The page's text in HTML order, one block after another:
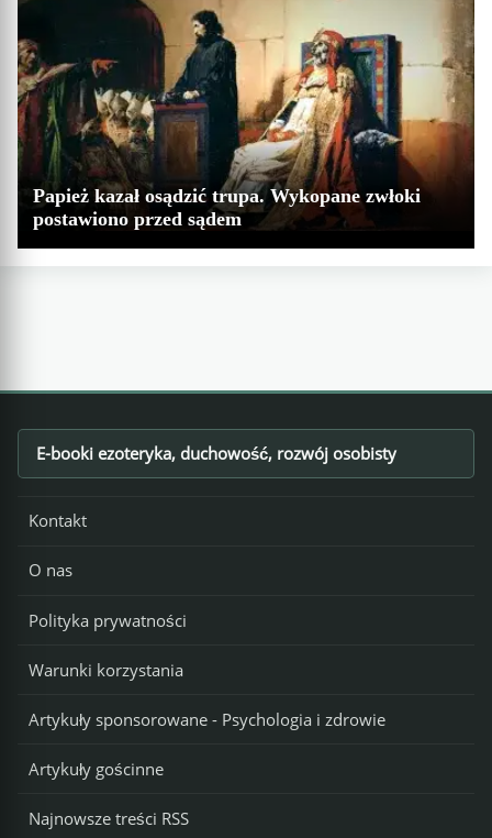
Papież kazał osądzić trupa. Wykopane zwłoki
postawiono przed sądem
Footer
E-booki ezoteryka, duchowość, rozwój osobisty
Kontakt
O nas
Polityka prywatności
Warunki korzystania
Artykuły sponsorowane - Psychologia i zdrowie
Artykuły gościnne
Najnowsze treści RSS